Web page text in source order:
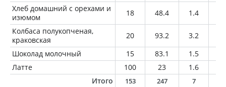
Хлеб домашний с орехами и
изюмом
18 48.4 1.4
Колбаса полукопченая,
краковская
20 93.2 3.2
Шоколад молочный
15 83.1 1.5
Латте
100 23 1.6
Итого
153 247 7